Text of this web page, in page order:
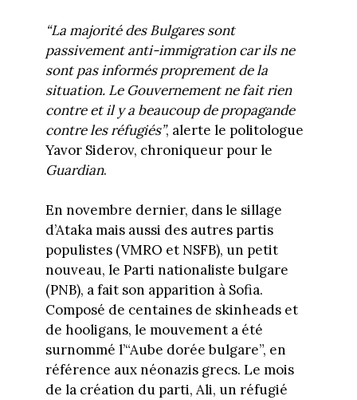
“La majorité des Bulgares sont
passivement anti-immigration car ils ne
sont pas informés proprement de la
situation. Le Gouvernement ne fait rien
contre et il y a beaucoup de propagande
contre les réfugiés”, alerte le politologue
Yavor Siderov, chroniqueur pour le
Guardian.
En novembre dernier, dans le sillage
d’Ataka mais aussi des autres partis
populistes (VMRO et NSFB), un petit
nouveau, le Parti nationaliste bulgare
(PNB), a fait son apparition à Sofia.
Composé de centaines de skinheads et
de hooligans, le mouvement a été
surnommé l’“Aube dorée bulgare”, en
référence aux néonazis grecs. Le mois
de la création du parti, Ali, un réfugié